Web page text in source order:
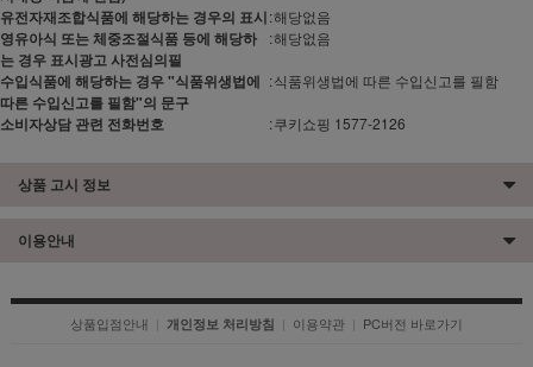
유전자재조합식품에 해당하는 경우의 표시:해당없음
영유아식 또는 체중조절식품 등에 해당하
는 경우 표시광고 사전심의필
:해당없음
수입식품에 해당하는 경우 "식품위생법에
따른 수입신고를 필함"의 문구
:식품위생법에 따른 수입신고를 필함
소비자상담 관련 전화번호 :쿠키쇼핑 1577-2126
상품 고시 정보
이용안내
상품입점안내 | 개인정보 처리방침 | 이용약관 | PC버전 바로가기